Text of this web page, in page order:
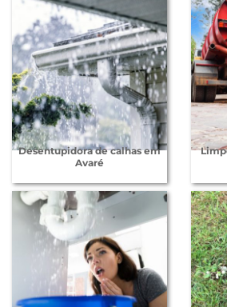
Desentupidora de calhas em
Avaré